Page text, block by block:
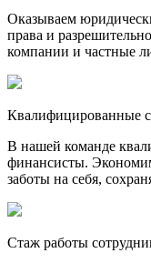
Оказываем
права и
компании и частные
Квалифицированные
В нашей команде
финансисты.
заботы на себя,
Стаж работы